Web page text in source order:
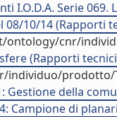
I.O.D.A. Serie
08/10/14
ontology/cnr/
(Rapporti
prodotto/
Gestione della
Campione di